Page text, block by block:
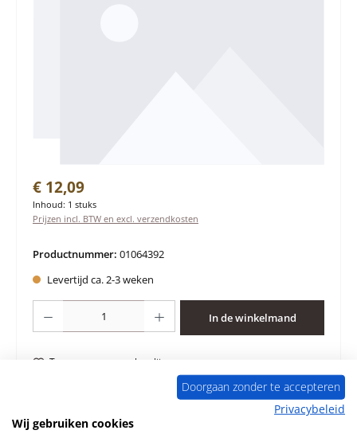
Normale prijs:
€ 12,09
Inhoud: 1 stuks
Prijzen incl. BTW en excl. verzendkosten
Productnummer: 01064392
Levertijd ca. 2-3 weken
In de winkelmand
Toevoegen aan verlanglijst
Vraag over het product
Doorgaan zonder te accepteren
Privacybeleid
Wij gebruiken cookies